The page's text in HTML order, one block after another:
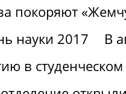
покоряют
науки 2017
В
в